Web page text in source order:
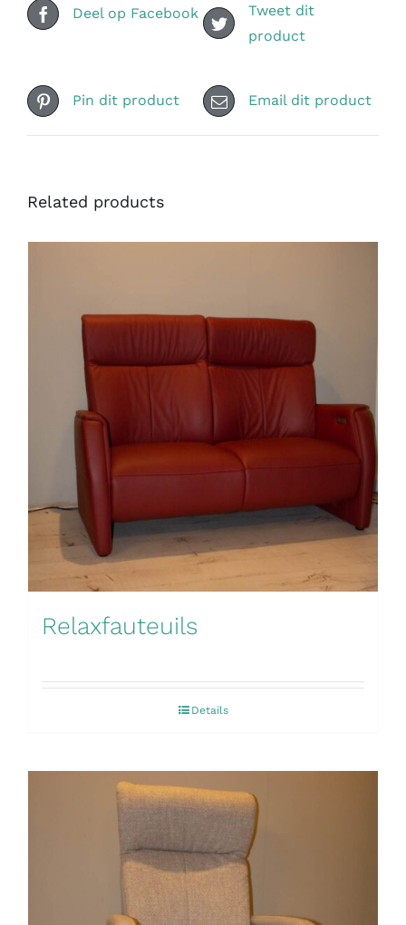
Deel op Facebook
Tweet dit
product
Pin dit product Email dit product
Related products
Relaxfauteuils
Details